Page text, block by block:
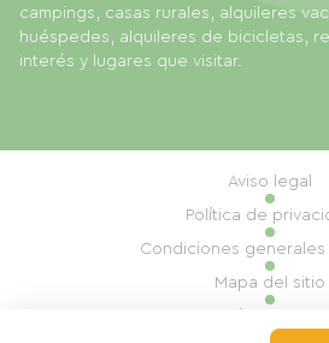
campings, casas rurales, alquileres
huéspedes, alquileres de bicicletas,
interés y lugares que visitar.
Aviso legal
Política de
Condiciones
Mapa del sitio